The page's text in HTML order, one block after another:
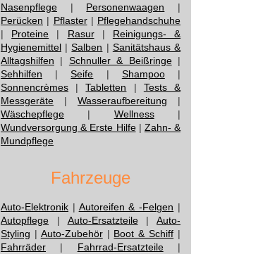
Nasenpflege | Personenwaagen |
Perücken | Pflaster| Pflegehandschuhe
| Proteine | Rasur| Reinigungs- &
Hygienemittel |Salben | Sanitätshaus &
Alltagshilfen | Schnuller & Beißringe|
Sehhilfen |Seife | Shampoo|
Sonnencrèmes |Tabletten | Tests &
Messgeräte | Wasseraufbereitung |
Wäschepflege | Wellness|
Wundversorgung & Erste Hilfe| Zahn- &
Mundpflege
Fahrzeuge
Auto-Elektronik | Autoreifen & -Felgen |
Autopflege | Auto-Ersatzteile| Auto-
Styling | Auto-Zubehör| Boot & Schiff |
Fahrräder | Fahrrad-Ersatzteile|